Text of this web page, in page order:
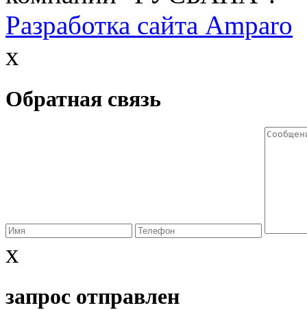
Разработка сайта Amparo
x
Обратная связь
x
запрос отправлен